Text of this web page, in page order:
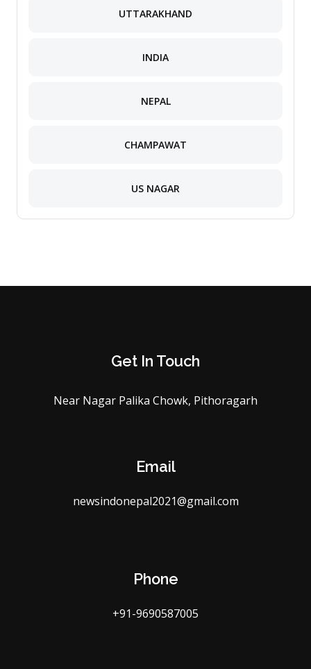
UTTARAKHAND
INDIA
NEPAL
CHAMPAWAT
US NAGAR
Get In Touch
Near Nagar Palika Chowk, Pithoragarh
Email
newsindonepal2021@gmail.com
Phone
+91-9690587005